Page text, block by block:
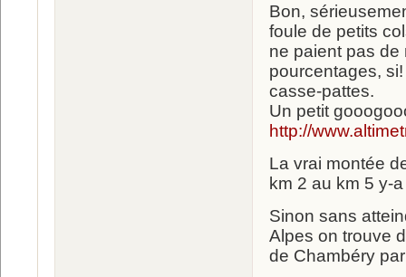
Bon,
foule de petits
ne paient pas de
pourcentages,
casse-pattes.
Un petit
http://
La vrai montée
km 2 au km 5 y-
Sinon sans
Alpes on trouve
de Chambéry